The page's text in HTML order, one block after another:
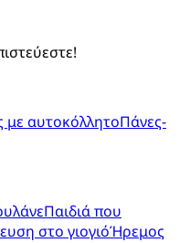
με αυτοκόλλητοΠάνες-
Παιδιά που
στο γιογιόΉρεμος